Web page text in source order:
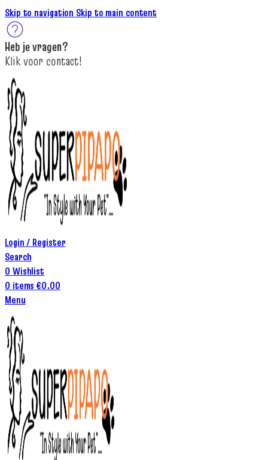
Skip to navigation Skip to main content
Heb jevragen?
Klikvoor contact!
Login / Register
Search
0 Wishlist
0 items €0.00
Menu